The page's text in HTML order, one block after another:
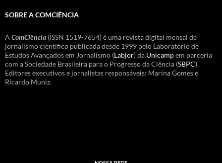
SOBRE A COMCIÊNCIA
A ComCiência (ISSN 1519-7654) é uma revista digital mensal de
jornalismo científico publicada desde 1999 pelo Laboratório de
Estudos Avançados em Jornalismo (Labjor) da Unicampem parceria
com a Sociedade Brasileira para o Progresso da Ciência (SBPC).
Editores executivos e jornalistas responsáveis: Marina Gomes e
Ricardo Muniz.